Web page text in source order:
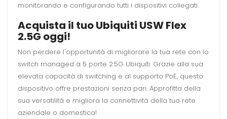
monitorando e configurando tutti i dispositivi collegati.
Acquista il tuo Ubiquiti USW Flex
2.5G oggi!
Non perdere l'opportunità di migliorare la tua rete con lo
switch managed a 5 porte 2.5G Ubiquiti. Grazie alla sua
elevata capacità di switching e al supporto PoE, questo
dispositivo offre prestazioni senza pari. Approfitta della
sua versatilità e migliora la connettività della tua rete
aziendale o domestica!